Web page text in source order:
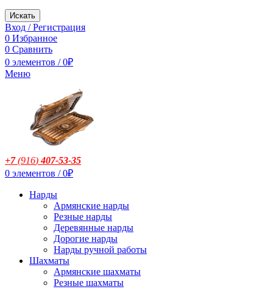
Искать
Вход / Регистрация
0 Избранное
0 Сравнить
0 элементов / 0₽
Меню
+7(916)407-53-35
0 элементов / 0₽
Нарды
Армянские нарды
Резные нарды
Деревянные нарды
Дорогие нарды
Нарды ручной работы
Шахматы
Армянские шахматы
Резные шахматы